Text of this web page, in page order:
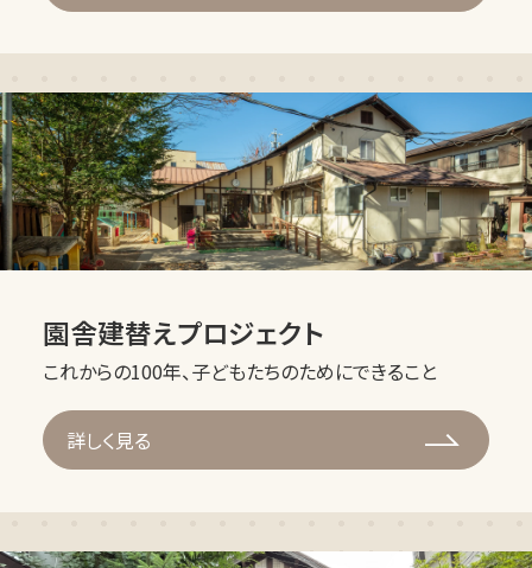
園舎建替えプロジェクト
これからの100年、子どもたちのためにできること
詳しく見る